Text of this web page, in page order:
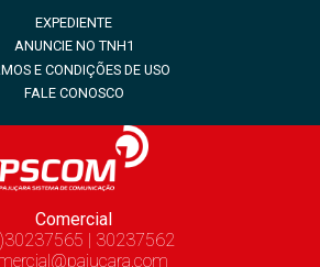
EXPEDIENTE
ANUNCIE NO TNH1
E CONDIÇÕES DE USO
FALE CONOSCO
Comercial
| 30237562